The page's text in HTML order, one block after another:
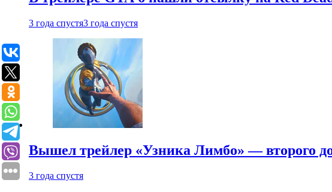
3 года спустя3 года спустя
Вышел трейлер «Узника Лимбо» — второго
3 года спустя